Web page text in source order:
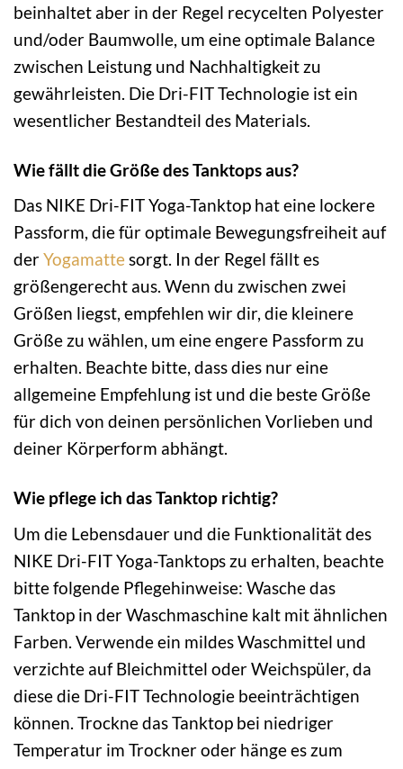
beinhaltet aber in der Regel recycelten Polyester
und/oder Baumwolle, um eine optimale Balance
zwischen Leistung und Nachhaltigkeit zu
gewährleisten. Die Dri-FIT Technologie ist ein
wesentlicher Bestandteil des Materials.
Wie fällt die Größe des Tanktops aus?
Das NIKE Dri-FIT Yoga-Tanktop hat eine lockere
Passform, die für optimale Bewegungsfreiheit auf
derYogamattesorgt. In der Regel fällt es
größengerecht aus. Wenn du zwischen zwei
Größen liegst, empfehlen wir dir, die kleinere
Größe zu wählen, um eine engere Passform zu
erhalten. Beachte bitte, dass dies nur eine
allgemeine Empfehlung ist und die beste Größe
für dich von deinen persönlichen Vorlieben und
deiner Körperform abhängt.
Wie pflege ich das Tanktop richtig?
Um die Lebensdauer und die Funktionalität des
NIKE Dri-FIT Yoga-Tanktops zu erhalten, beachte
bitte folgende Pflegehinweise: Wasche das
Tanktop in der Waschmaschine kalt mit ähnlichen
Farben. Verwende ein mildes Waschmittel und
verzichte auf Bleichmittel oder Weichspüler, da
diese die Dri-FIT Technologie beeinträchtigen
können. Trockne das Tanktop bei niedriger
Temperatur im Trockner oder hänge es zum